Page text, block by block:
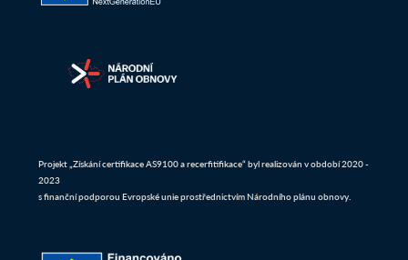
Projekt „Získání certifikace AS9100 a recerfitifikace“ byl realizován v období 2020 -
2023
s finanční podporou Evropské unie prostřednictvím Národního plánu obnovy.